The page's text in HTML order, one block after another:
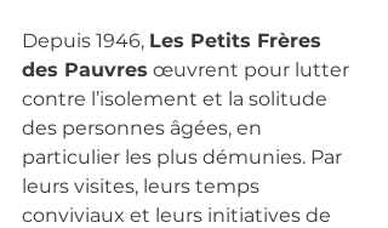
Depuis 1946, Les Petits Frères
des Pauvres œuvrent pour lutter
contre l’isolement et la solitude
des personnes âgées, en
particulier les plus démunies. Par
leurs visites, leurs temps
conviviaux et leurs initiatives de